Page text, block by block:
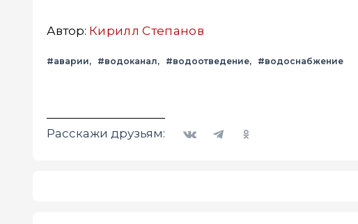
Автор: Кирилл Степанов
#аварии #водоканал #водоотведение #водоснабжение
Расскажи друзьям: